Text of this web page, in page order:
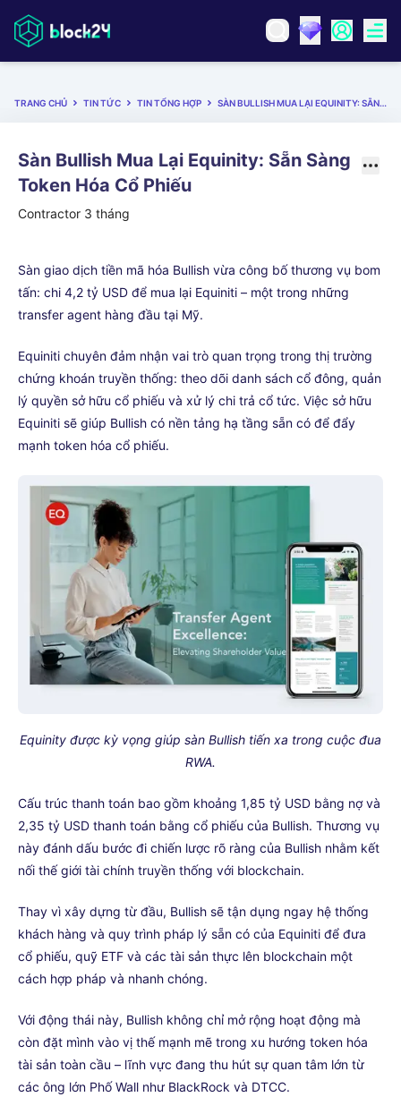
TRANG CHỦ TIN TỨC TIN TỔNG HỢP SÀN BULLISH MUA LẠI EQUINITY: SẴN SÀNG TOKEN HÓA CỔ PHIẾU
Sàn Bullish Mua Lại Equinity: Sẵn Sàng
Token Hóa Cổ Phiếu
Contractor 3 tháng
Sàn giao dịch tiền mã hóa Bullish vừa công bố thương vụ bom
tấn: chi 4,2 tỷ USD để mua lại Equiniti – một trong những
transfer agent hàng đầu tại Mỹ.
Equiniti chuyên đảm nhận vai trò quan trọng trong thị trường
chứng khoán truyền thống: theo dõi danh sách cổ đông, quản
lý quyền sở hữu cổ phiếu và xử lý chi trả cổ tức. Việc sở hữu
Equiniti sẽ giúp Bullish có nền tảng hạ tầng sẵn có để đẩy
mạnh token hóa cổ phiếu.
Equinity được kỳ vọng giúp sàn Bullish tiến xa trong cuộc đua
RWA.
Cấu trúc thanh toán bao gồm khoảng 1,85 tỷ USD bằng nợ và
2,35 tỷ USD thanh toán bằng cổ phiếu của Bullish. Thương vụ
này đánh dấu bước đi chiến lược rõ ràng của Bullish nhằm kết
nối thế giới tài chính truyền thống với blockchain.
Thay vì xây dựng từ đầu, Bullish sẽ tận dụng ngay hệ thống
khách hàng và quy trình pháp lý sẵn có của Equiniti để đưa
cổ phiếu, quỹ ETF và các tài sản thực lên blockchain một
cách hợp pháp và nhanh chóng.
Với động thái này, Bullish không chỉ mở rộng hoạt động mà
còn đặt mình vào vị thế mạnh mẽ trong xu hướng token hóa
tài sản toàn cầu – lĩnh vực đang thu hút sự quan tâm lớn từ
các ông lớn Phố Wall như BlackRock và DTCC.